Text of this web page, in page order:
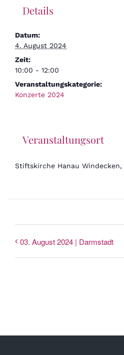
Details
Datum:
4. August 2024
Zeit:
10:00 - 12:00
Veranstaltungskategorie:
Konzerte 2024
Veranstaltungsort
Stiftskirche Hanau Windecken,
03. August 2024 | Darmstadt